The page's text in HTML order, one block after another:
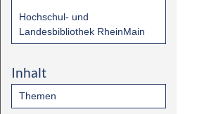
Hochschul- und
Landesbibliothek RheinMain
Inhalt
Themen